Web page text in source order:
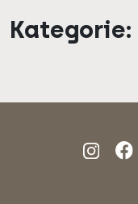
Kategorie: